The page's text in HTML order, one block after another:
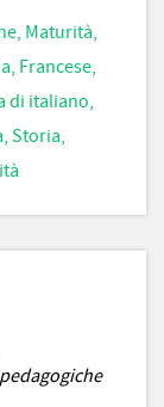
, Maturità,
, Francese,
di italiano,
, Storia,